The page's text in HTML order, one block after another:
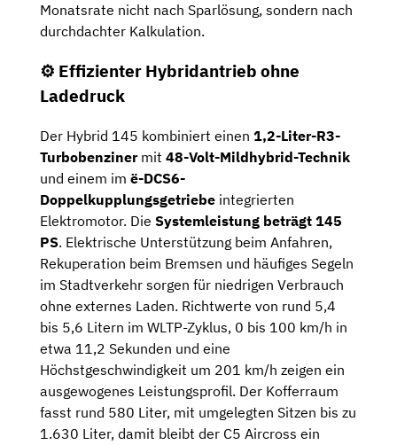
Monatsrate nicht nach Sparlösung, sondern nach
durchdachter Kalkulation.
⚙️ Effizienter Hybridantrieb ohne
Ladedruck
Der Hybrid 145 kombiniert einen 1,2-Liter-R3-
Turbobenzinermit 48-Volt-Mildhybrid-Technik
und einem im ë-DCS6-
Doppelkupplungsgetriebe integrierten
Elektromotor. Die Systemleistung beträgt 145
PS. Elektrische Unterstützung beim Anfahren,
Rekuperation beim Bremsen und häufiges Segeln
im Stadtverkehr sorgen für niedrigen Verbrauch
ohne externes Laden. Richtwerte von rund 5,4
bis 5,6 Litern im WLTP-Zyklus, 0 bis 100 km/h in
etwa 11,2 Sekunden und eine
Höchstgeschwindigkeit um 201 km/h zeigen ein
ausgewogenes Leistungsprofil. Der Kofferraum
fasst rund 580 Liter, mit umgelegten Sitzen bis zu
1.630 Liter, damit bleibt der C5 Aircross ein